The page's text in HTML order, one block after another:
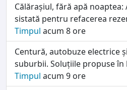
Călărașiul, fără apă
sistată pentru refacerea
Timpul acum 8 ore
Centură, autobuze electrice
suburbii. Soluțiile propuse în
Timpul acum 9 ore